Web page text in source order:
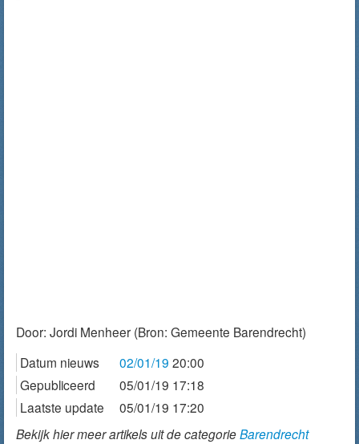
Door: Jordi Menheer (Bron: Gemeente Barendrecht)
Datum nieuws
02/01/19 20:00
Gepubliceerd
05/01/19 17:18
Laatste update
05/01/19 17:20
Bekijk hier meer artikels uit de categorieBarendrecht